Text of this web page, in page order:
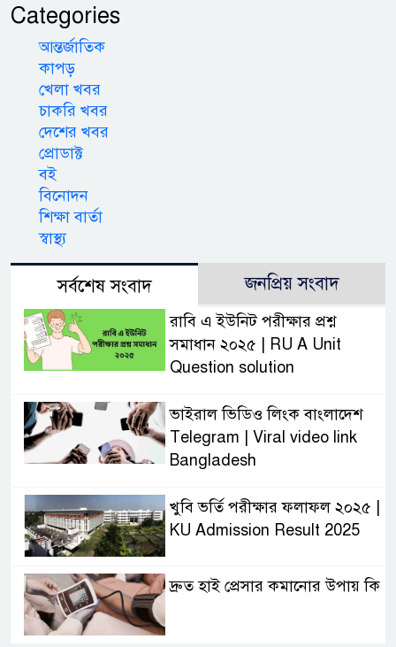
Categories
আন্তর্জাতিক
কাপড়
খেলা খবর
চাকরি খবর
দেশের খবর
প্রোডাক্ট
বই
বিনোদন
শিক্ষা বার্তা
স্বাস্থ্য
সর্বশেষ সংবাদ জনপ্রিয় সংবাদ
রাবি এ ইউনিট পরীক্ষার প্রশ্ন
সমাধান ২০২৫ | RU A Unit
Question solution
ভাইরাল ভিডিও লিংক বাংলাদেশ
Telegram | Viral video link
Bangladesh
খুবি ভর্তি পরীক্ষার ফলাফল ২০২৫ |
KU Admission Result 2025
দ্রুত হাই প্রেসার কমানোর উপায় কি